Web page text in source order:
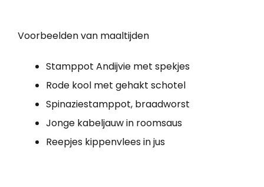
Voorbeelden van maaltijden
Stamppot Andijvie met spekjes
Rode kool met gehakt schotel
Spinaziestamppot, braadworst
Jonge kabeljauw in roomsaus
Reepjes kippenvlees in jus